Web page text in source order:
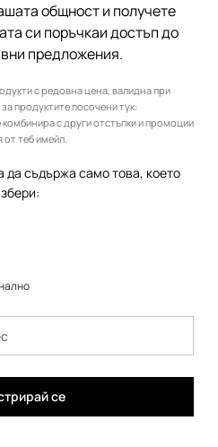
общност и получете
си поръчкаи достъп до
предложения.
с редовна цена, валидна при
продуктите посочени тук:
комбинира с други отстъпки и промоции
от теб имейл.
съдържа само това, което
се